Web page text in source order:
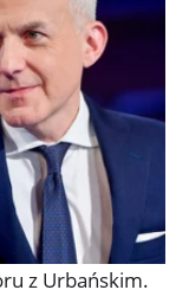
z Urbańskim.